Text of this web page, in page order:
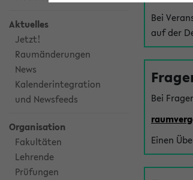
Aktuelles
Jetzt!
Raumänderungen
News
Kalenderintegration
und Newsfeeds
Organisation
Fakultäten
Lehrende
Prüfungen
Bei
auf der
Bei
Einen